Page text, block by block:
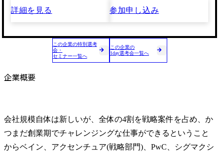
詳細を見る
参加申し込み
この企業の特別選考
会・
セミナー一覧へ
この企業の
1day選考会一覧へ
企業概要
会社規模自体は新しいが、全体の4割を戦略案件を占め、か
つまだ創業期でチャレンジングな仕事ができるということ
からベイン、アクセンチュア(戦略部門)、PwC、シグマクシ